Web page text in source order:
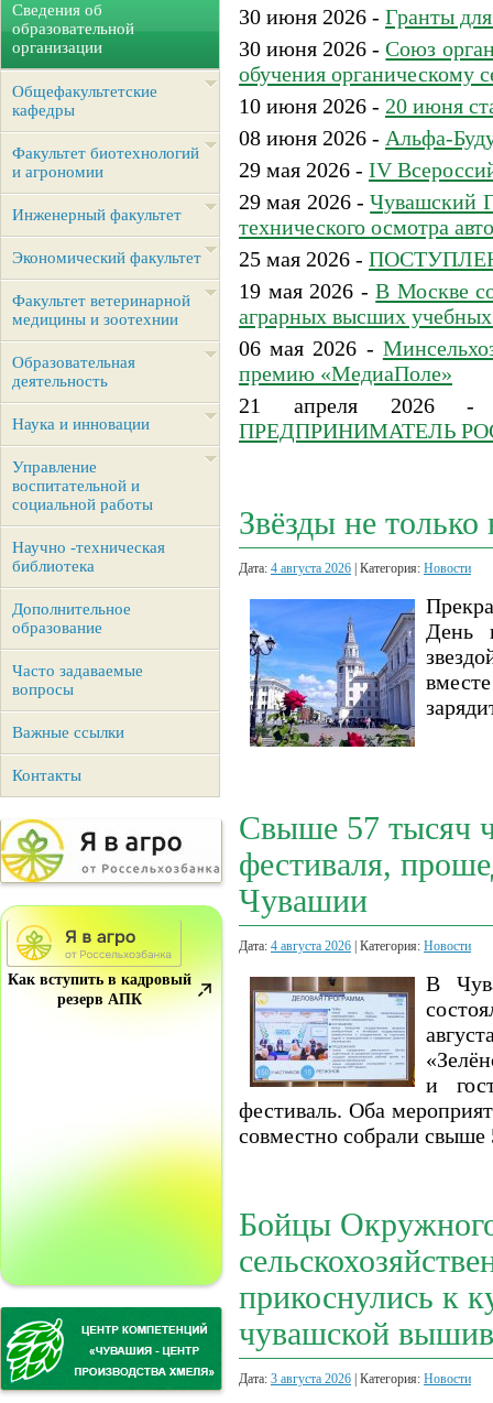
Сведения об
образовательной
организации
Общефакультетские
кафедры
Факультет биотехнологий
и агрономии
Инженерный факультет
Экономический факультет
Факультет ветеринарной
медицины и зоотехнии
Образовательная
деятельность
Наука и инновации
Управление
воспитательной и
социальной работы
Научно -техническая
библиотека
Дополнительное
образование
Часто задаваемые
вопросы
Важные ссылки
Контакты
Как вступить в кадровый
резерв АПК
30 июня 2026 - Гранты
30 июня 2026 -Союз
обучения органическому
10 июня 2026 - 20 июня
08 июня 2026 - Альфа-
29 мая 2026 - IV
29 мая 2026 -Чувашский
технического осмотра
25 мая 2026 -
19 мая 2026 -В Москве
аграрных высших
06 мая 2026 -
премию «МедиаПоле»
21 апреля 2026
ПРЕДПРИНИМАТЕЛЬ
Звёзды не
Дата: 4 августа 2026 | Категория: Новости
День
Свыше 57 тысяч
фестиваля,
Чувашии
Дата: 4 августа 2026 | Категория: Новости
В
и
фестиваль. Оба
совместно собрали свыше
Бойцы Окружного
прикоснулись к
чувашской
Дата: 3 августа 2026 | Категория: Новости